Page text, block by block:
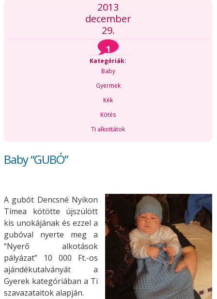
2013
december
29.
1
Kategóriák:
Baby
Gyermek
Kék
Kötés
Ti alkottátok
Baby “GUBÓ”
A gubót Dencsné Nyikon
Tímea kötötte újszülött
kis unokájának és ezzel a
gubóval nyerte meg a
“Nyerő alkotások
pályázat” 10 000 Ft.-os
ajándékutalványát a
Gyerek kategóriában a Ti
szavazataitok alapján.